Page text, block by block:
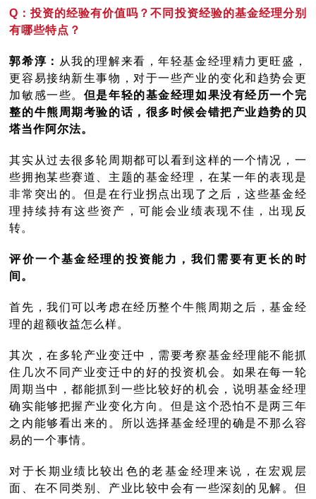
Q：投资的经验有价值吗？不同投资经验的基金经理分别
有哪些特点？
郭希淳： 从我的理解来看，年轻基金经理精力更旺盛，
更容易接纳新生事物，对于一些产业的变化和趋势会更
加敏感一些。 但是年轻的基金经理如果没有经历一个完
整的牛熊周期考验的话，很多时候会错把产业趋势的贝
塔当作阿尔法。
其实从过去很多轮周期都可以看到这样的一个情况，一
些拥抱某些赛道、主题的基金经理，在某一年的表现是
非常突出的。但是在行业拐点出现了之后，这些基金经
理持续持有这些资产，可能会业绩表现不佳，出现反
转。
评价一个基金经理的投资能力，我们需要有更长的时
间。
首先，我们可以考虑在经历整个牛熊周期之后，基金经
理的超额收益怎么样。
其次，在多轮产业变迁中，需要考察基金经理能不能抓
住几次不同产业变迁中的好的投资机会。如果在每一轮
周期当中，都能抓到一些比较好的机会，说明基金经理
确实能够把握产业变化方向。但是这个恐怕不是两三年
之内能够看出来的。所以选择基金经理的确是不那么容
易的一个事情。
对于长期业绩比较出色的老基金经理来说，在宏观层
面、在不同类别、产业比较中会有一些深刻的见解。但